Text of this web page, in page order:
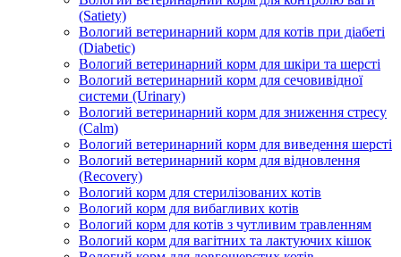
(Satiety)
Вологий ветеринарний корм для котів при діабеті
(Diabetic)
Вологий ветеринарний корм для шкіри та шерсті
Вологий ветеринарний корм для сечовивідної
системи (Urinary)
Вологий ветеринарний корм для зниження стресу
(Calm)
Вологий ветеринарний корм для виведення шерсті
Вологий ветеринарний корм для відновлення
(Recovery)
Вологий корм для стерилізованих котів
Вологий корм для вибагливих котів
Вологий корм для котів з чутливим травленням
Вологий корм для вагітних та лактуючих кішок